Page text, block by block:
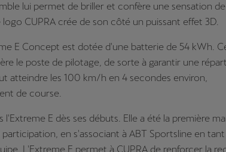
lui permet de briller et confère une sensation de
CUPRA crée de son côté un puissant effet 3D.
E Concept est dotée d'une batterie de 54 kWh.
le poste de pilotage, de sorte à garantir une
atteindre les 100 km/h en 4 secondes environ,
de course.
l'Extreme E dès ses débuts. Elle a été la première
en s'associant à ABT Sportsline en
L'Extreme E permet à CUPRA de renforcer la